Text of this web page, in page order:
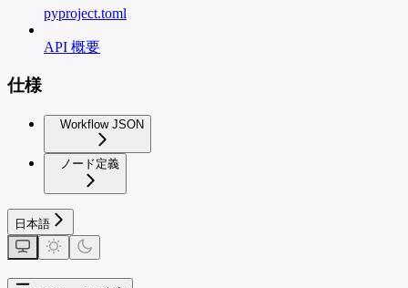
pyproject.toml
API 概要
仕様
Workflow JSON
ノード定義
日本語